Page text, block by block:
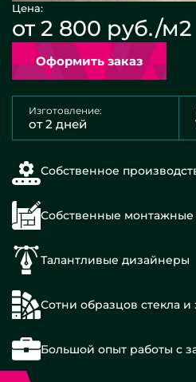
Цена:
от 2 800 руб./м2
Оформить заказ
Изготовление:
от 2 дней
Собственное
Собственные монтажные
Талантливые дизайнеры
Сотни образцов стекла и
Большой опыт работы с
Под
глазок